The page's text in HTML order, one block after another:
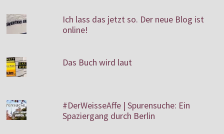
Ich lass das jetzt so. Der neue Blog ist
online!
Das Buch wird laut
#DerWeisseAffe | Spurensuche: Ein
Spaziergang durch Berlin